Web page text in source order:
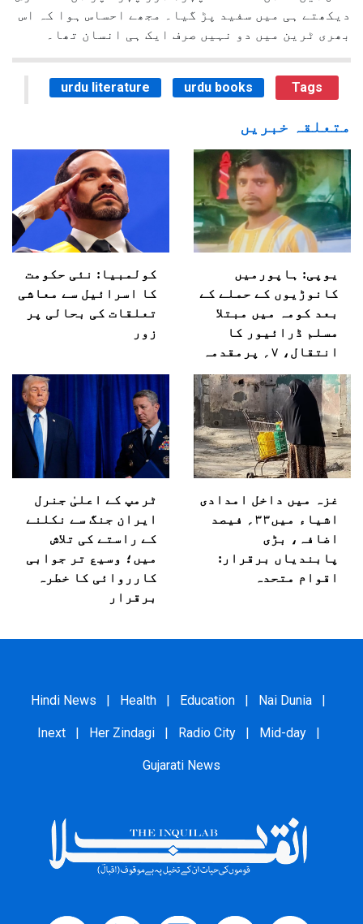
دیکھتے ہی میں سفید پڑ گیا۔ مجھے احساس ہوا کہ اس
بھری ٹرین میں دو نہیں صرف ایک ہی انسان تھا۔
urdu literature urdu books Tags
متعلقہ خبریں
یوپی: ہاپورمیں
کانوڑیوں کے حملے کے
بعد کومہ میں مبتلا
مسلم ڈرائیور کا
انتقال، ۷؍ پرمقدمہ
کولمبیا: نئی حکومت
کا اسرائیل سے معاشی
تعلقات کی بحالی پر
زور
غزہ میں داخل امدادی
اشیاء میں۳۳؍ فیصد
اضافہ، بڑی
پابندیاں برقرار:
اقوام متحدہ
ٹرمپ کے اعلیٰ جنرل
ایران جنگ سے نکلنے
کے راستے کی تلاش
میں؛ وسیع تر جوابی
کارروائی کا خطرہ
برقرار
Hindi News | Health | Education | Nai Dunia |
Inext | Her Zindagi | Radio City | Mid-day |
Gujarati News